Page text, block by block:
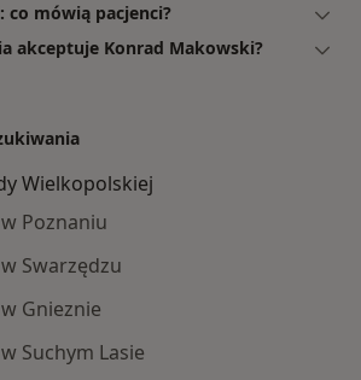
co mówią pacjenci?
akceptuje Konrad Makowski?
Wielkopolskiej
Poznaniu
Swarzędzu
Gnieznie
Suchym Lasie